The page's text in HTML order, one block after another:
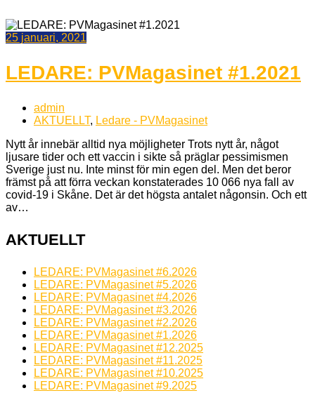
25 januari, 2021
LEDARE: PVMagasinet #1.2021
admin
AKTUELLT, Ledare - PVMagasinet
Nytt år innebär alltid nya möjligheter Trots nytt år, något
ljusare tider och ett vaccin i sikte så präglar pessimismen
Sverige just nu. Inte minst för min egen del. Men det beror
främst på att förra veckan konstaterades 10 066 nya fall av
covid-19 i Skåne. Det är det högsta antalet någonsin. Och ett
av…
AKTUELLT
LEDARE: PVMagasinet #6.2026
LEDARE: PVMagasinet #5.2026
LEDARE: PVMagasinet #4.2026
LEDARE: PVMagasinet #3.2026
LEDARE: PVMagasinet #2.2026
LEDARE: PVMagasinet #1.2026
LEDARE: PVMagasinet #12.2025
LEDARE: PVMagasinet #11.2025
LEDARE: PVMagasinet #10.2025
LEDARE: PVMagasinet #9.2025